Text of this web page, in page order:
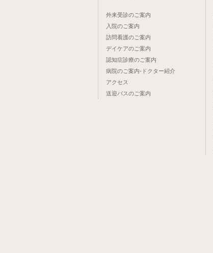
外来受診のご案内
入院のご案内
訪問看護のご案内
デイケアのご案内
認知症診療のご案内
病院のご案内-ドクター紹介
アクセス
送迎バスのご案内